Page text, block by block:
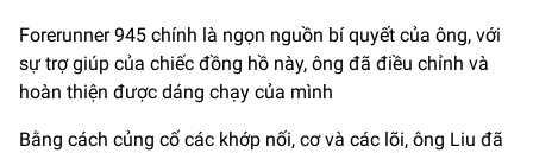
Forerunner 945 chính là ngọn nguồn bí quyết của ông, với
sự trợ giúp của chiếc đồng hồ này, ông đã điều chỉnh và
hoàn thiện được dáng chạy của mình
Bằng cách củng cố các khớp nối, cơ và các lõi, ông Liu đã